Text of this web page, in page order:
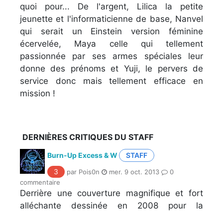
quoi pour... De l'argent, Lilica la petite
jeunette et l'informaticienne de base, Nanvel
qui serait un Einstein version féminine
écervelée, Maya celle qui tellement
passionnée par ses armes spéciales leur
donne des prénoms et Yuji, le pervers de
service donc mais tellement efficace en
mission !
DERNIÈRES CRITIQUES DU STAFF
Burn-Up Excess & W
STAFF
3
par Pois0n mer. 9 oct. 2013
0
commentaire
Derrière une couverture magnifique et fort
alléchante dessinée en 2008 pour la